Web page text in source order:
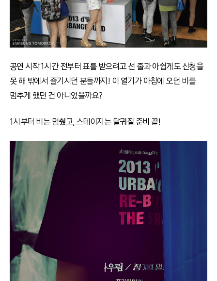
공연 시작 1시간 전부터 표를 받으려고 선 줄과 아쉽게도 신청을
못 해 밖에서 즐기시던 분들까지! 이 열기가 아침에 오던 비를
멈추게 했던 건 아니었을까요?
1시부터 비는 멈췄고, 스테이지는 달궈질 준비 끝!